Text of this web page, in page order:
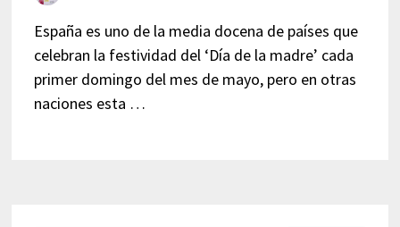
España es uno de la media docena de países que
celebran la festividad del ‘Día de la madre’ cada
primer domingo del mes de mayo, pero en otras
naciones esta …